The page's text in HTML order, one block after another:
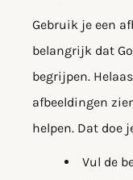
Gebruik je een
belangrijk dat
begrijpen.
afbeeldingen
helpen. Dat doe
Vul de